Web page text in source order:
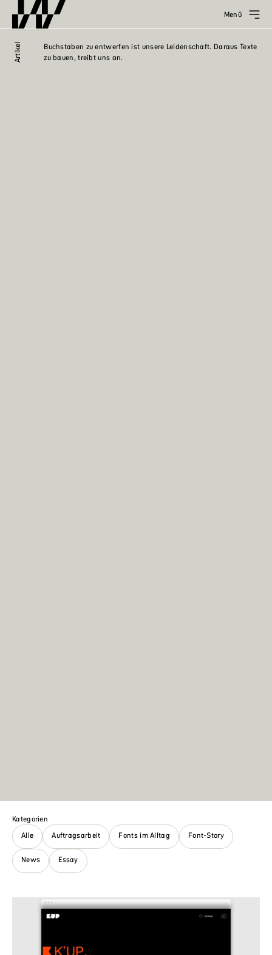
Menü
Artikel
Buchstaben zu entwerfen ist unsere Leidenschaft. Daraus Texte
zu bauen, treibt uns an.
Kategorien
Alle
Auftragsarbeit Fonts im Alltag Font-Story
News Essay